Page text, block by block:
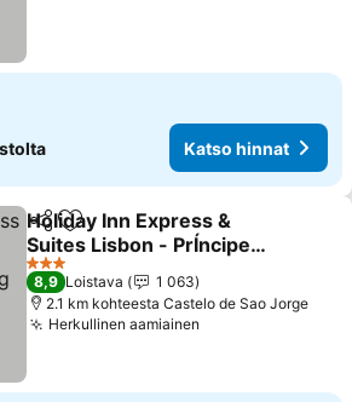
Katso hinnat
Jaa Lisää suosikkeihin
Holiday Inn Express &
Suites Lisbon - PrÍncipe
Real By Ihg
3 Tähtiluokitus
8,9 Loistava
1 063
2.1 km kohteesta Castelo de Sao Jorge
Herkullinen aamiainen